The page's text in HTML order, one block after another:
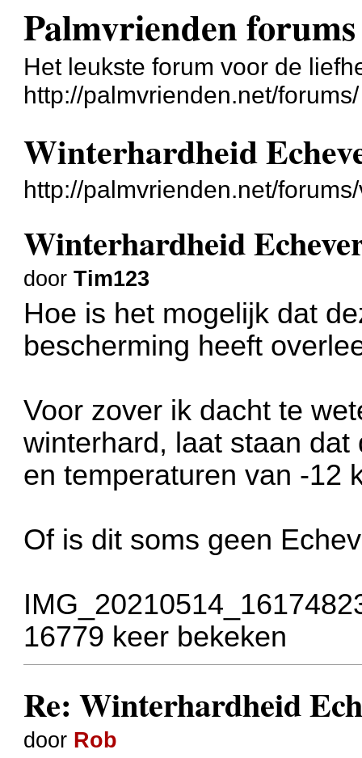
Palmvrienden forums
Het leukste forum voor de
http://palmvrienden.net/forums/
Winterhardheid
http://palmvrienden.net/
Winterhardheid
doorTim123
Hoe is het mogelijk dat
bescherming heeft
Voor zover ik dacht te
winterhard, laat staan
en temperaturen van -12
Of is dit soms geen
16779 keer bekeken
Re: Winterhardheid
door Rob